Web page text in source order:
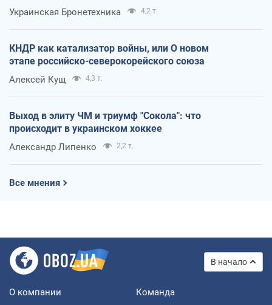
Украинская Бронетехника 4,2 т.
КНДР как катализатор войны, или О новом
этапе российско-северокорейского союза
Алексей Кущ 4,3 т.
Выход в элиту ЧМ и триумф "Сокола": что
происходит в украинском хоккее
Александр Липенко 2,2 т.
Все мнения
В начало
О компании Команда